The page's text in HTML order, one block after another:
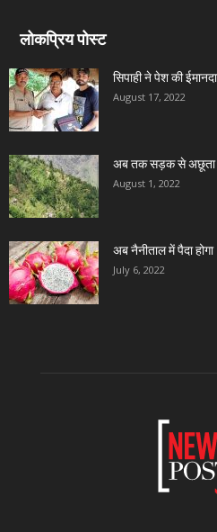
लोकप्रिय पोस्ट
सिपाही ने पेश की
August 17, 2022
अब तक सड़क से अछूता
August 1, 2022
अब नैनीताल में पैदा
July 6, 2022